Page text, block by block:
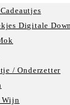
Digitale
/ Onderzetter
Wijn